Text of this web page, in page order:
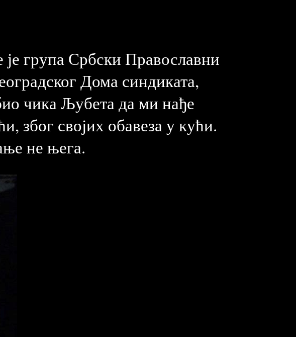
група Србски Православни
Дома синдиката,
чика Љубета да ми нађе
због својих обавеза у кући.
не њега.